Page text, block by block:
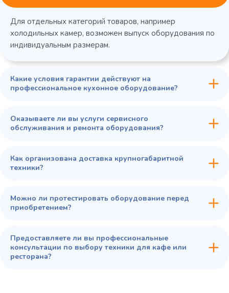
Для отдельных категорий товаров, например
холодильных камер, возможен выпуск оборудования по
индивидуальным размерам.
Какие условия гарантии действуют на
профессиональное кухонное оборудование?
Оказываете ли вы услуги сервисного
обслуживания и ремонта оборудования?
Как организована доставка крупногабаритной
техники?
Можно ли протестировать оборудование перед
приобретением?
Предоставляете ли вы профессиональные
консультации по выбору техники для кафе или
ресторана?